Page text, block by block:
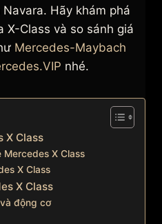
Hãy khám phá
X-Class và so sánh giá
Mercedes-Maybach
nhé.
X Class
X Class
X Class
X Class
động cơ